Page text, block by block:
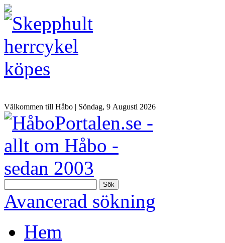
Välkommen till Håbo | Söndag, 9 Αugusti 2026
Sök
Avancerad sökning
Hem